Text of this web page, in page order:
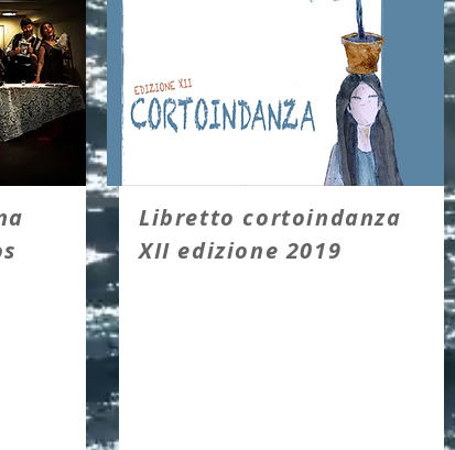
Libretto cortoindanza
XII edizione 2019